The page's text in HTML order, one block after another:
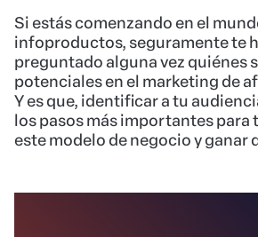
Si estás comenzando en el
infoproductos, seguramente te
preguntado alguna vez quiénes
potenciales en el marketing de
Y es que, identificar a tu
los pasos más importantes para
este modelo de negocio y ganar